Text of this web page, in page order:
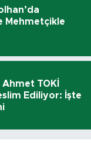
Mehmetçikle
TOKİ
Ediliyor: İşte